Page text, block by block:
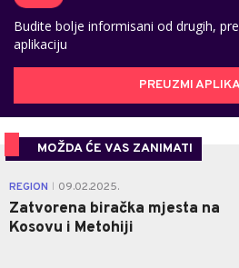
Budite bolje informisani od drugih,
aplikaciju
PREUZMI
MOŽDA ĆE VAS ZANIMATI
REGION 09.02.2025.
Zatvorena biračka mjesta na
Kosovu i Metohiji